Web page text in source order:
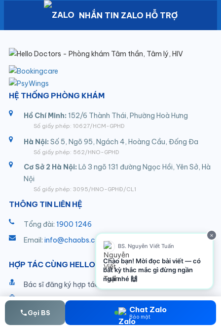
×
BS. Nguyễn Viết Tuấn
Chào bạn! Mời đọc bài viết — có
bất kỳ thắc mắc gì đừng ngần
ngại nhé 🙌
NHẮN TIN ZALO HỖ TRỢ
HỆ THỐNG PHÒNG KHÁM
Hồ Chí Minh: 152/6 Thành Thái, Phường Hoà Hưng
Số giấy phép: 10627/HCM-GPHD
Hà Nội: Số 5, Ngõ 95, Ngách 4, Hoàng Cầu, Đống Đa
Số giấy phép: 562/HNO-GPHD
Cơ Sở 2 Hà Nội: Lô 3 ngõ 131 đường Ngọc Hồi, Yên Sở, Hà
Nội
Số giấy phép: 3095/HNO-GPHĐ/CL1
THÔNG TIN LIÊN HỆ
Tổng đài: 1900 1246
Email: info@chaobs.com
HỢP TÁC CÙNG HELLO DOCTOR
Bác sĩ đăng ký hợp tác
Đối tác Bệnh viện / Phòng khám
Đối tác Dược phẩm / Thiết bị
Gọi BS Chat Zalo
Bảo mật